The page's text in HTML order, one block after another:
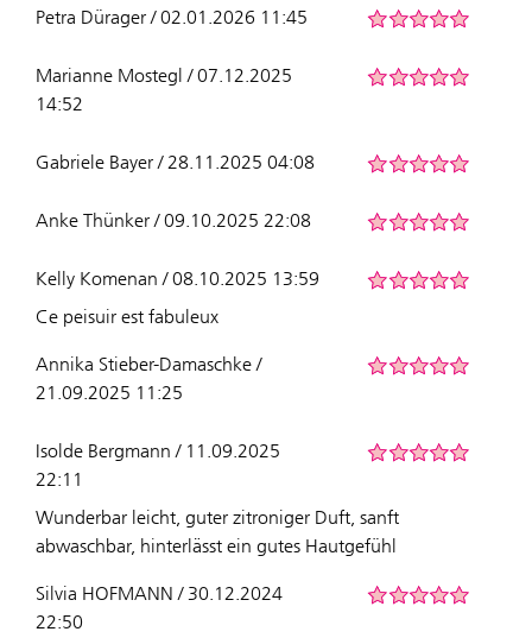
Petra Dürager / 02.01.2026 11:45
Marianne Mostegl / 07.12.2025
14:52
Gabriele Bayer / 28.11.2025 04:08
Anke Thünker / 09.10.2025 22:08
Kelly Komenan / 08.10.2025 13:59
Ce peisuir est fabuleux
Annika Stieber-Damaschke /
21.09.2025 11:25
Isolde Bergmann / 11.09.2025
22:11
Wunderbar leicht, guter zitroniger Duft, sanft
abwaschbar, hinterlässt ein gutes Hautgefühl
Silvia HOFMANN / 30.12.2024
22:50